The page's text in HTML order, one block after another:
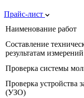
Прайс-лист
Наименование работ
Составление
результатам измерений
Проверка системы
Проверка устройства
(УЗО)